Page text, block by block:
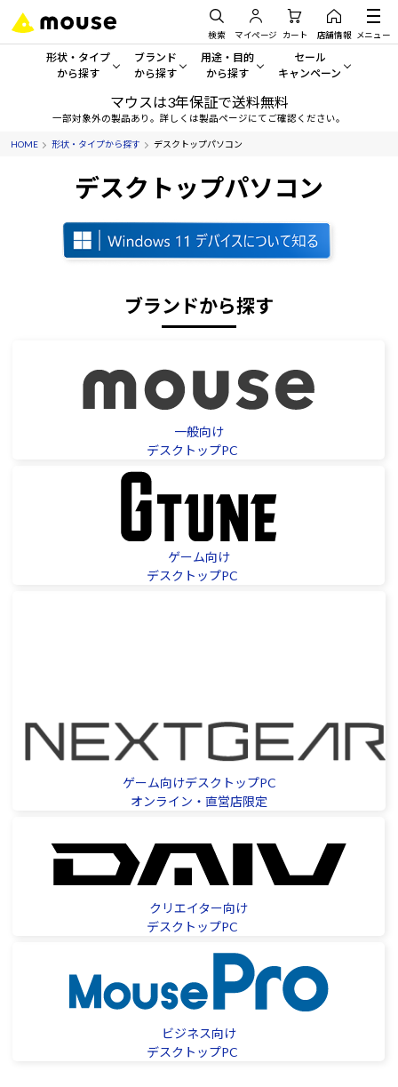
検索 マイページ カート 店舗情報 メニュー
形状・タイプ
から探す
形状・タイプから探す をすべてみる
デスクトップPC
ノートPC
タブレット
Windows 11| Copilot+ PC
ブランド
から探す
mouse
G TUNE
NEXTGEAR
DAIV
iiyama
用途・目的
から探す
一般向けパソコン
ゲーミングPC・ゲーム向けパソコン
クリエイティブ向け
ビジネス向けパソコン
スペック/パーツ別
Windows 11|Copilot+ PC
セール
キャンペーン
セール・キャンペー
すべて新品の旧モデル製品
マウスは3年保証で送料無料
一部対象外の製品あり。詳しくは製品ページにてご確認ください。
HOME 形状・タイプから探す デスクトップパソコン
デスクトップパソコン
ブランドから探す
一般向け
デスクトップPC
ゲーム向け
デスクトップPC
ゲーム向けデスクトップPC
オンライン・直営店限定
クリエイター向け
デスクトップPC
ビジネス向け
デスクトップPC